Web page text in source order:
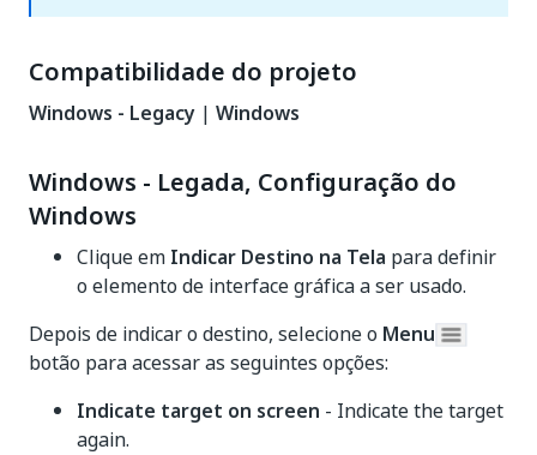
Compatibilidade do projeto
Windows - Legacy | Windows
Windows - Legada, Configuração do
Windows
Clique em Indicar Destino na Tela para definir
o elemento de interface gráfica a ser usado.
Depois de indicar o destino, selecione o Menu
botão para acessar as seguintes opções:
Indicate target on screen - Indicate the target
again.